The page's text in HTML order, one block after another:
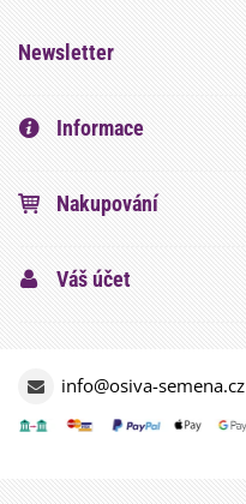
Newsletter
Informace
Nakupování
Váš účet
info@osiva-semena.cz